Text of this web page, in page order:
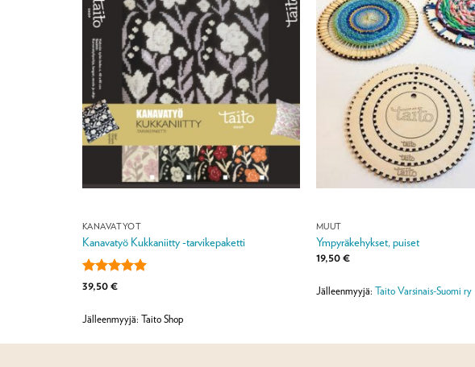
KANAVATYÖT
Kanavatyö Kukkaniitty -tarvikepaketti
Arvostelu
39,50€
Jälleenmyyjä: Taito Shop
MUUT
Ympyräkehykset, puiset
19,50€
Jälleenmyyjä: Taito Varsinais-Suomi ry